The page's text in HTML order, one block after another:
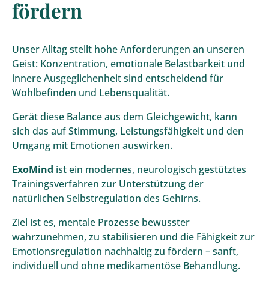
fördern
Unser Alltag stellt hohe Anforderungen an unseren
Geist: Konzentration, emotionale Belastbarkeit und
innere Ausgeglichenheit sind entscheidend für
Wohlbefinden und Lebensqualität.
Gerät diese Balance aus dem Gleichgewicht, kann
sich das auf Stimmung, Leistungsfähigkeit und den
Umgang mit Emotionen auswirken.
ExoMind ist ein modernes, neurologisch gestütztes
Trainingsverfahren zur Unterstützung der
natürlichen Selbstregulation des Gehirns.
Ziel ist es, mentale Prozesse bewusster
wahrzunehmen, zu stabilisieren und die Fähigkeit zur
Emotionsregulation nachhaltig zu fördern – sanft,
individuell und ohne medikamentöse Behandlung.